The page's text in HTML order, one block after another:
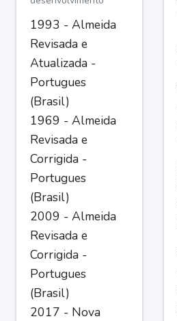
1993 - Almeida
Revisada e
Atualizada -
Portugues
(Brasil)
1969 - Almeida
Revisada e
Corrigida -
Portugues
(Brasil)
2009 - Almeida
Revisada e
Corrigida -
Portugues
(Brasil)
2017 - Nova